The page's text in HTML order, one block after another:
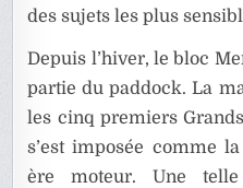
des sujets les plus
Depuis l’hiver, le bloc
partie du paddock. La
les cinq premiers
s’est imposée comme
ère moteur. Une